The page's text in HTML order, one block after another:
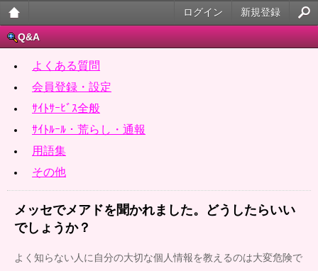
大人
ータ
イ官
新規登録
ログイン
Q&A
よくある質問
会員登録・設定
ｻｲﾄｻｰﾋﾞｽ全般
ｻｲﾄﾙｰﾙ・荒らし・通報
用語集
その他
メッセでメアドを聞かれました。どうしたらいい
でしょうか？
よく知らない人に自分の大切な個人情報を教えるのは大変危険で